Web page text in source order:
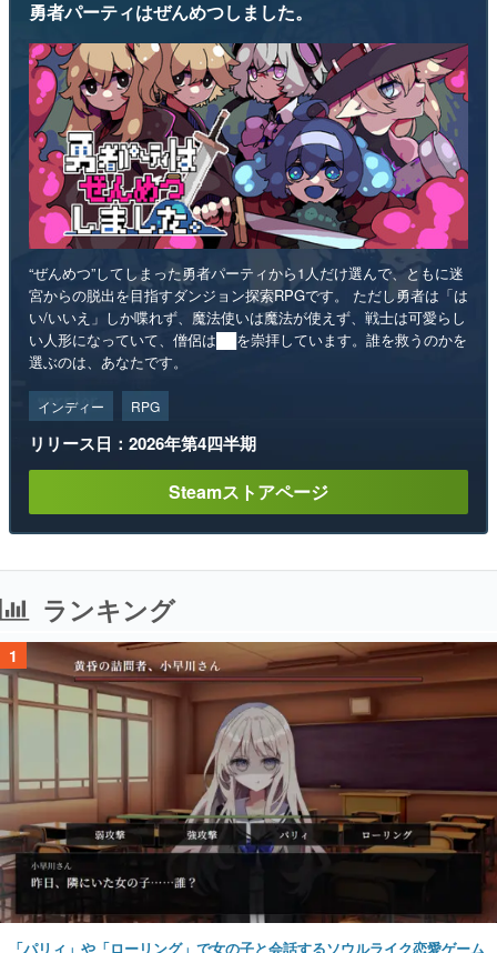
勇者パーティはぜんめつしました。
“ぜんめつ”してしまった勇者パーティから1人だけ選んで、ともに迷
宮からの脱出を目指すダンジョン探索RPGです。 ただし勇者は「は
い/いいえ」しか喋れず、魔法使いは魔法が使えず、戦士は可愛らし
い人形になっていて、僧侶は██を崇拝しています。誰を救うのかを
選ぶのは、あなたです。
インディー RPG
リリース日：2026年第4四半期
Steamストアページ
ランキング
1
「パリィ」や「ローリング」で女の子と会話するソウルライク恋愛ゲーム